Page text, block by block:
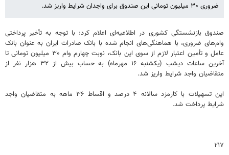
ضروری ۳۰ میلیون تومانی این صندوق برای واجدان شرایط واریز شد.
صندوق بازنشستگی کشوری در اطلاعیه‌ای اعلام کرد: با توجه به تأخیر پرداختی
وام‌های ضروری، با هماهنگی‌های انجام شده با بانک صادرات ایران به عنوان بانک
عامل و تأمین اعتبار لازم از سوی این بانک، نوبت چهارم وام ۳۰ میلیون تومانی تا
آخرین ساعات دیشب (یکشنبه ۱۶ مهرماه) به حساب بیش از ۳۲ هزار نفر از
متقاضیان واجد شرایط واریز شد.
این تسهیلات با کارمزد سالانه ۴ درصد و اقساط ۳۶ ماهه به متقاضیان واجد
شرایط پرداخت شد.
۲۱۷